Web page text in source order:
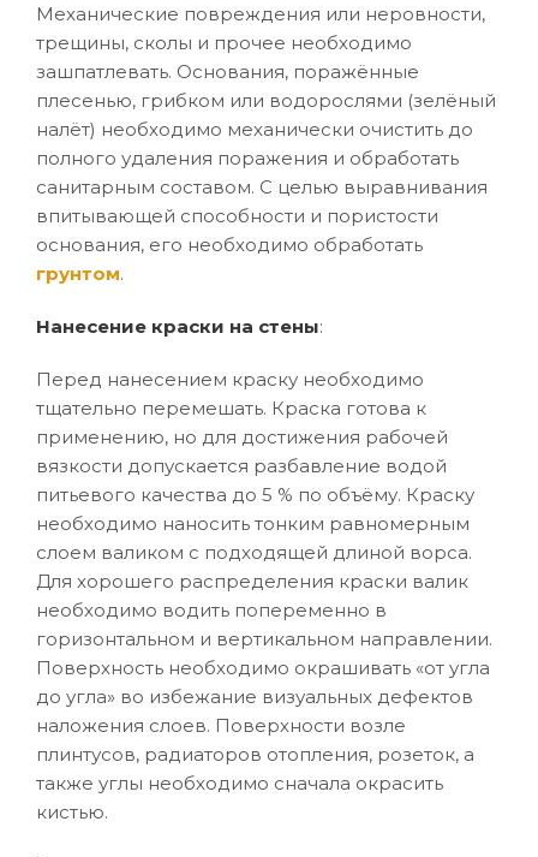
Механические повреждения или неровности,
трещины, сколы и прочее необходимо
зашпатлевать. Основания, поражённые
плесенью, грибком или водорослями (зелёный
налёт) необходимо механически очистить до
полного удаления поражения и обработать
санитарным составом. С целью выравнивания
впитывающей способности и пористости
основания, его необходимо обработать
грунтом.
Нанесение краски на стены:
Перед нанесением краску необходимо
тщательно перемешать. Краска готова к
применению, но для достижения рабочей
вязкости допускается разбавление водой
питьевого качества до 5 % по объёму. Краску
необходимо наносить тонким равномерным
слоем валиком с подходящей длиной ворса.
Для хорошего распределения краски валик
необходимо водить попеременно в
горизонтальном и вертикальном направлении.
Поверхность необходимо окрашивать «от угла
до угла» во избежание визуальных дефектов
наложения слоев. Поверхности возле
плинтусов, радиаторов отопления, розеток, а
также углы необходимо сначала окрасить
кистью.